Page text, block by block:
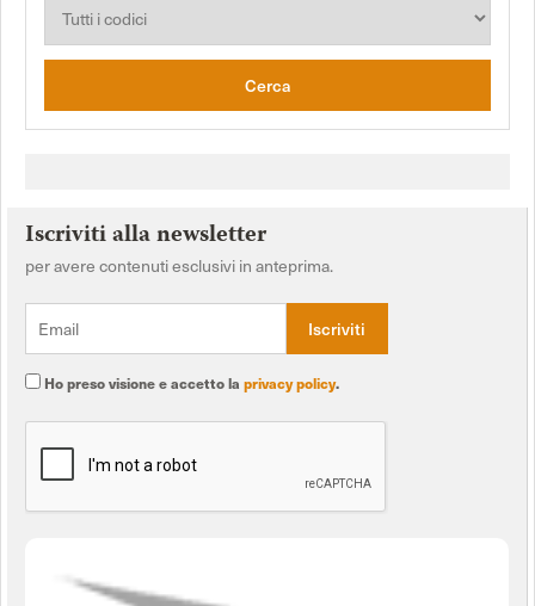
Cerca
Iscriviti alla newsletter
per avere contenuti esclusivi in anteprima.
Ho preso visione e accetto la privacy policy.